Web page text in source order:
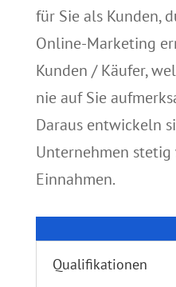
für Sie als Kunden,
Online-Marketing
Kunden / Käufer,
nie auf Sie
Daraus entwickeln
Unternehmen stetig
Einnahmen.
Qualifikationen